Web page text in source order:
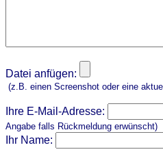
Datei anfügen:
(z.B. einen Screenshot oder eine
Ihre E-Mail-Adresse:
Angabe falls Rückmeldung erwünscht)
Ihr Name: